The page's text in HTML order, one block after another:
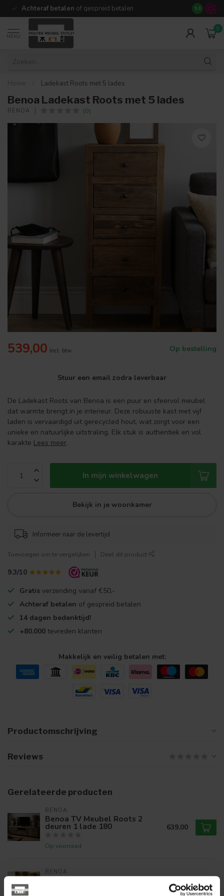
Achteraf betalen of gespreid betalen 14 dagen
9.3
MENU
0
Home Ladekast Roots met 5 lades
Benoa Ladekast Roots met 5 lades
BENOA (0)
539,00 Incl. btw Op bestelling
Stuur een email zodra leverbaar
De Ladekast Roots van Benoa is een puur en sfeervol meubel
dat warmte brengt in je interieur. Deze robuuste kast met vijf
laden is vervaardigd uit gerecycled hout, wat zorgt voor een
unieke en natuurlijke uitstraling. Elk stuk is authentiek en vol
karakte Lees meer.
In mijn winkelwagen
Bekijk in je woonkamer
Informeer naar de levertijd
Toevoegen om te vergelijken Deel dit product
9.3/10
Gratis verzending vanaf €50,-
Achteraf betalen of gespreid betalen
14 dagen bedenktijd!
+80.000 tevreden klanten
Makkelijk en veilig betalen met:
Productomschrijving
Reviews
Gerelateerde producten
BENOA
Benoa TV Meubel Roots 2
deuren 1 lade 180
Op voorraad
639,00
BENOA
Benoa Dressoir Roots 170 cm 899,00